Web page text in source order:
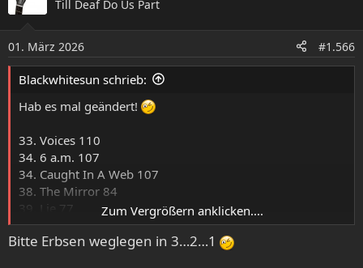
t
n
e
n
Till Deaf Do Us Part
01. März 2026 #1.566
Blackwhitesun schrieb:
Hab es mal geändert!
33. Voices 110
34. 6 a.m. 107
34. Caught In A Web 107
38. The Mirror 84
39. Lie 77
40. Erotomania 76
40. Innocence Faded 76
Zum Vergrößern anklicken....
Bitte Erbsen weglegen in 3…2…1